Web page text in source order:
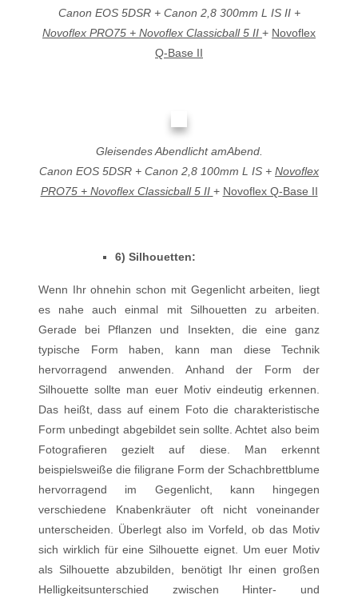
Canon EOS 5DSR + Canon 2,8 300mm L IS II +
Novoflex PRO75 + Novoflex Classicball 5 II + Novoflex
Q-Base II
Gleisendes Abendlicht amAbend.
Canon EOS 5DSR + Canon 2,8 100mm L IS + Novoflex
PRO75 + Novoflex Classicball 5 II + Novoflex Q-Base II
6) Silhouetten:
Wenn Ihr ohnehin schon mit Gegenlicht arbeiten, liegt
es nahe auch einmal mit Silhouetten zu arbeiten.
Gerade bei Pflanzen und Insekten, die eine ganz
typische Form haben, kann man diese Technik
hervorragend anwenden. Anhand der Form der
Silhouette sollte man euer Motiv eindeutig erkennen.
Das heißt, dass auf einem Foto die charakteristische
Form unbedingt abgebildet sein sollte. Achtet also beim
Fotografieren gezielt auf diese. Man erkennt
beispielsweiße die filigrane Form der Schachbrettblume
hervorragend im Gegenlicht, kann hingegen
verschiedene Knabenkräuter oft nicht voneinander
unterscheiden. Überlegt also im Vorfeld, ob das Motiv
sich wirklich für eine Silhouette eignet. Um euer Motiv
als Silhouette abzubilden, benötigt Ihr einen großen
Helligkeitsunterschied zwischen Hinter- und